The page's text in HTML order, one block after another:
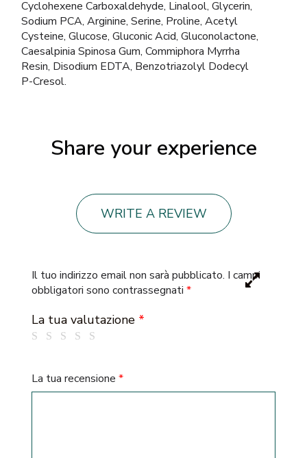
Cyclohexene Carboxaldehyde, Linalool, Glycerin,
Sodium PCA, Arginine, Serine, Proline, Acetyl
Cysteine, Glucose, Gluconic Acid, Gluconolactone,
Caesalpinia Spinosa Gum, Commiphora Myrrha
Resin, Disodium EDTA, Benzotriazolyl Dodecyl
P-Cresol.
Share your experience
WRITE A REVIEW
Il tuo indirizzo email non sarà pubblicato. I campi
obbligatori sono contrassegnati *
La tua valutazione *
La tua recensione *